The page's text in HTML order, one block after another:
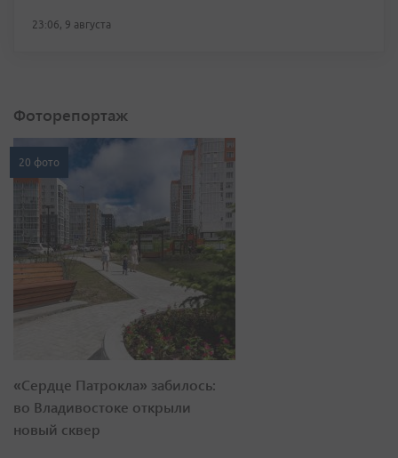
23:06, 9 августа
Фоторепортаж
20 фото
«Сердце Патрокла» забилось:
во Владивостоке открыли
новый сквер